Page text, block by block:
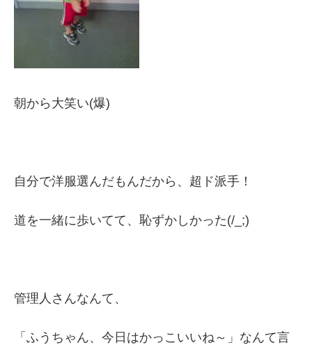
朝から大笑い(爆)
自分で洋服選んだもんだから、超ド派手！
道を一緒に歩いてて、恥ずかしかった(/_;)
管理人さんなんて、
「ふうちゃん、今日はかっこいいね～」なんて言